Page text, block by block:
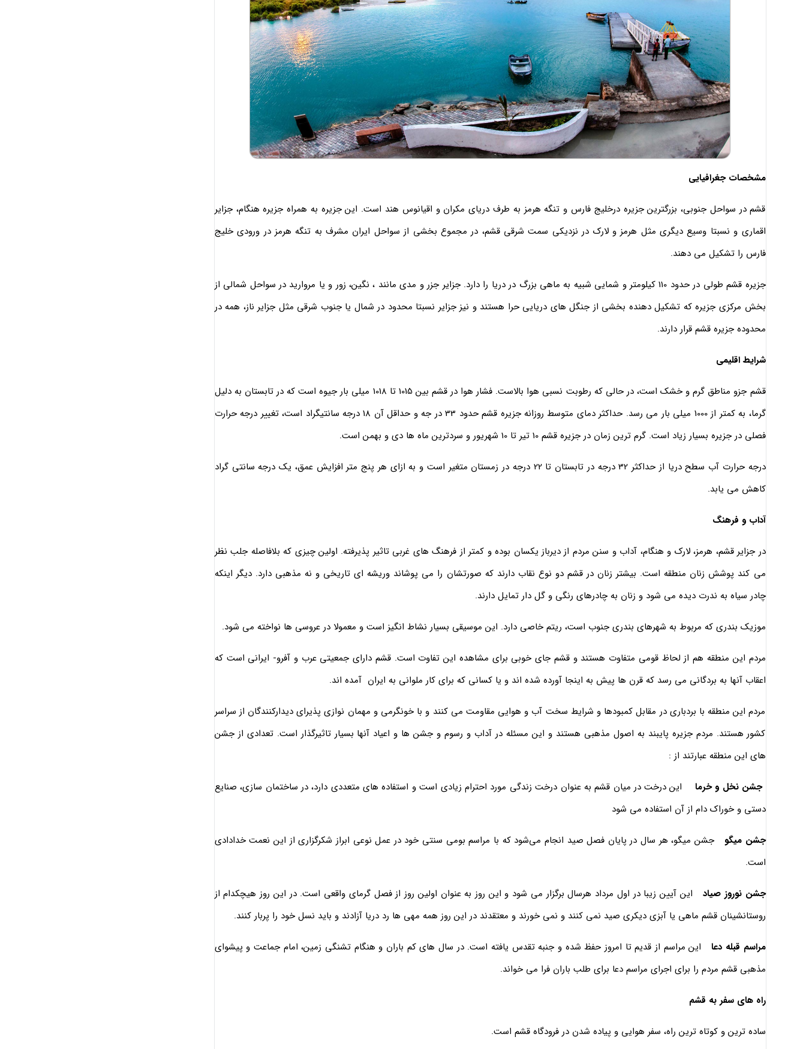
مشخصات جغرافیایی
قشم در سواحل جنوبی، بزرگترین جزیره درخلیج فارس و تنگه هرمز به طرف دریای مکران و اقیانوس هند است. این جزیره به همراه جزیره هنگام، جزایر
اقماری و نسبتا وسیع دیگری مثل هرمز و لارک در نزدیکی سمت شرقی قشم، در مجموع بخشی از سواحل ایران مشرف به تنگه هرمز در ورودی خلیج
فارس را تشکیل می دهند.
جزیره قشم طولی در حدود 110 کیلومتر و شمایی شبیه به ماهی بزرگ در دریا را دارد. جزایر جزر و مدی مانند ، نگین، زور و یا مروارید در سواحل شمالی از
بخش مرکزی جزیره که تشکیل دهنده بخشی از جنگل های دریایی حرا هستند و نیز جزایر نسبتا محدود در شمال یا جنوب شرقی مثل جزایر ناز، همه در
محدوده جزیره قشم قرار دارند.
شرایط اقلیمی
قشم جزو مناطق گرم و خشک است، در حالی که رطوبت نسبی هوا بالاست. فشار هوا در قشم بین 1015 تا 1018 میلی بار جیوه است که در تابستان به دلیل
گرما، به کمتر از 1000 میلی بار می رسد. حداکثر دمای متوسط روزانه جزیره قشم حدود 33 در جه و حداقل آن 18 درجه سانتیگراد است، تغییر درجه حرارت
فصلی در جزیره بسیار زیاد است. گرم ترین زمان در جزیره قشم 10 تیر تا 10 شهریور و سردترین ماه ها دی و بهمن است.
درجه حرارت آب سطح دریا از حداکثر 32 درجه در تابستان تا 22 درجه در زمستان متغیر است و به ازای هر پنج متر افزایش عمق، یک درجه سانتی گراد
کاهش می یابد.
آداب و فرهنگ
در جزایر قشم، هرمز، لارک و هنگام، آداب و سنن مردم از دیرباز یکسان بوده و کمتر از فرهنگ های غربی تاثیر پذیرفته. اولین چیزی که بلافاصله جلب نظر
می کند پوشش زنان منطقه است. بیشتر زنان در قشم دو نوع نقاب دارند که صورتشان را می پوشاند وریشه ای تاریخی و نه مذهبی دارد. دیگر اینکه
چادر سیاه به ندرت دیده می شود و زنان به چادرهای رنگی و گل دار تمایل دارند.
موزیک بندری که مربوط به شهرهای بندری جنوب است، ریتم خاصی دارد. این موسیقی بسیار نشاط انگیز است و معمولا در عروسی ها نواخته می شود.
مردم این منطقه هم از لحاظ قومی متفاوت هستند و قشم جای خوبی برای مشاهده این تفاوت است. قشم دارای جمعیتی عرب و آفرو- ایرانی است که
اعقاب آنها به بردگانی می رسد که قرن ها پیش به اینجا آورده شده اند و یا کسانی که برای کار ملوانی به ایران آمده اند.
مردم این منطقه با بردباری در مقابل کمبودها و شرایط سخت آب و هوایی مقاومت می کنند و با خونگرمی و مهمان نوازی پذیرای دیدارکنندگان از سراسر
کشور هستند. مردم جزیره پایبند به اصول مذهبی هستند و این مسئله در آداب و رسوم و جشن ها و اعیاد آنها بسیار تاثیرگذار است. تعدادی از جشن
های این منطقه عبارتند از :
جشن نخل و خرما
این درخت در میان قشم به عنوان درخت زندگی مورد احترام زیادی است و استفاده های متعددی دارد، در ساختمان سازی، صنایع
دستی و خوراک دام از آن استفاده می شود
جشن میگوجشن ميگو، هر سال در پايان فصل صيد انجام مى‌شود که با مراسم بومى سنتى خود در عمل نوعى ابراز شکرگزارى از اين نعمت خدادادى
است.
جشن نوروز صیاد این آیین زیبا در اول مرداد هرسال برگزار می شود و این روز به عنوان اولین روز از فصل گرمای واقعی است. در این روز هیچکدام از
روستانشینان قشم ماهی یا آبزی دیکری صید نمی کنند و نمی خورند و معتقدند در این روز همه مهی ها رد دریا آزادند و باید نسل خود را پربار کنند.
مراسم قبله دعا این مراسم از قدیم تا امروز حفظ شده و جنبه تقدس یافته است. در سال های کم باران و هنگام تشنگی زمین، امام جماعت و پیشوای
مذهبی قشم مردم را برای اجرای مراسم دعا برای طلب باران فرا می خواند.
راه های سفر به قشم
ساده ترین و کوتاه ترین راه، سفر هوایی و پیاده شدن در فرودگاه قشم است.